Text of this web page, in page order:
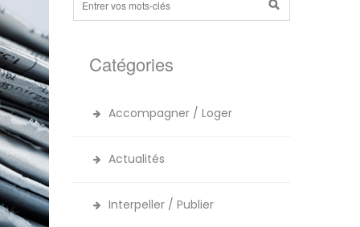
Catégories
Accompagner / Loger
Actualités
Interpeller / Publier